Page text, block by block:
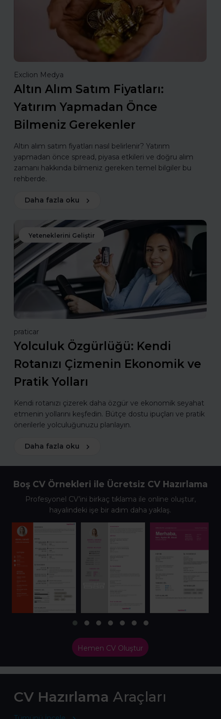
Exclion Medya
Altın Alım Satım Fiyatları:
Yatırım Yapmadan Önce
Bilmeniz Gerekenler
Altın alım satım fiyatları nasıl belirlenir? Yatırım
yapmadan önce spread, piyasa etkileri ve doğru alım
zamanı hakkında bilmeniz gereken temel bilgiler bu
rehberde.
Daha fazla oku
Yeteneklerini Geliştir
praticar
Yolculuk Özgürlüğü: Kendi
Rotanızı Çizmenin Ekonomik ve
Pratik Yolları
Kendi rotanızı çizerek daha özgür ve ekonomik seyahat
etmenin yollarını keşfedin. Bütçe dostu ipuçları ve pratik
önerilerle yolculuğunuzu planlayın.
Daha fazla oku
Boş CV Örnekleri ile Ücretsiz CV Hazırlama
Profesyonel CV’ini birkaç tıklama ile online oluştur,
hayalindeki işe bir adım daha yaklaş.
Hemen CV Oluştur
CV Hazırlama Araçları